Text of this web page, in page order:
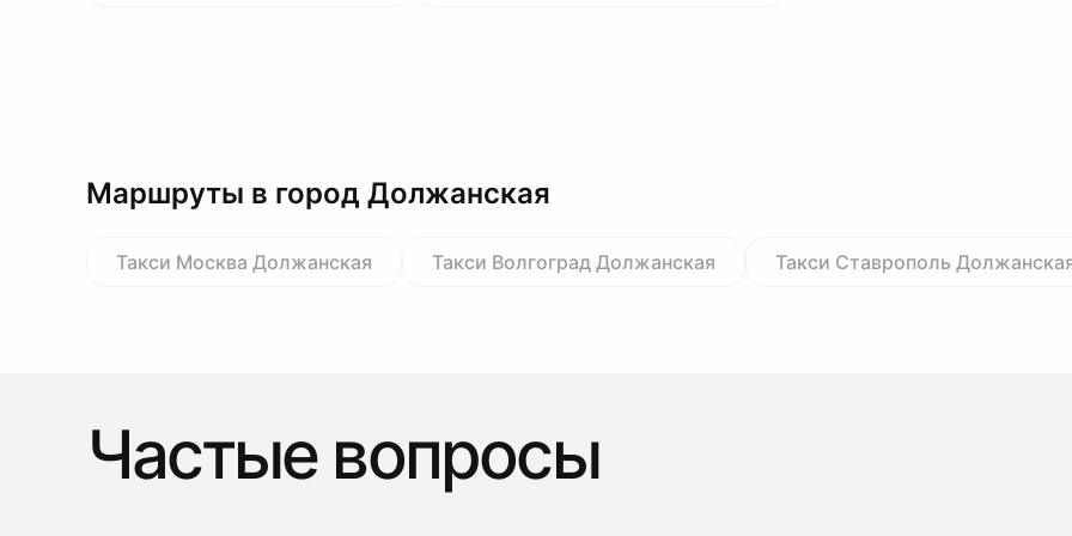
Маршруты в город Должанская
Такси Москва Должанская Такси Волгоград Должанская Такси Ставрополь
Частые вопросы